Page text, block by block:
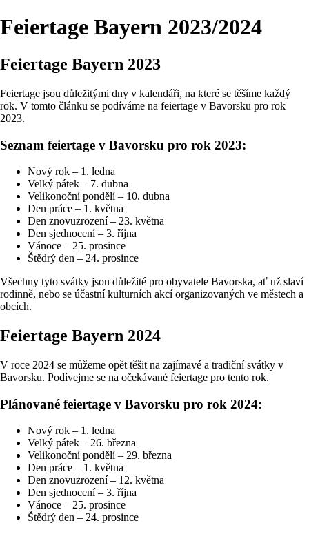
Feiertage Bayern 2023/2024
Feiertage Bayern 2023
Feiertage jsou důležitými dny v kalendáři, na které se těšíme každý
rok. V tomto článku se podíváme na feiertage v Bavorsku pro rok
2023.
Seznam feiertage v Bavorsku pro rok 2023:
Nový rok – 1. ledna
Velký pátek – 7. dubna
Velikonoční pondělí – 10. dubna
Den práce – 1. května
Den znovuzrození – 23. května
Den sjednocení – 3. října
Vánoce – 25. prosince
Štědrý den – 24. prosince
Všechny tyto svátky jsou důležité pro obyvatele Bavorska, ať už slaví
rodinně, nebo se účastní kulturních akcí organizovaných ve městech a
obcích.
Feiertage Bayern 2024
V roce 2024 se můžeme opět těšit na zajímavé a tradiční svátky v
Bavorsku. Podívejme se na očekávané feiertage pro tento rok.
Plánované feiertage v Bavorsku pro rok 2024:
Nový rok – 1. ledna
Velký pátek – 26. března
Velikonoční pondělí – 29. března
Den práce – 1. května
Den znovuzrození – 12. května
Den sjednocení – 3. října
Vánoce – 25. prosince
Štědrý den – 24. prosince